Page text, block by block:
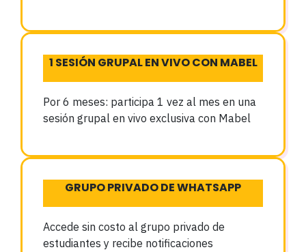
1 SESIÓN GRUPAL EN VIVO CON MABEL
Por 6 meses: participa 1 vez al mes en una
sesión grupal en vivo exclusiva con Mabel
GRUPO PRIVADO DE WHATSAPP
Accede sin costo al grupo privado de
estudiantes y recibe notificaciones